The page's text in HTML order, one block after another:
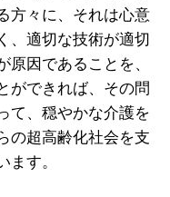
方々に、それは心意
、適切な技術が適切
因であることを、
ができれば、その問
て、穏やかな介護を
の超高齢化社会を支
ます。